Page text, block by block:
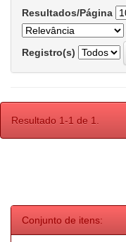
Resultados/Página
Registro(s)
Resultado 1-1 de 1.
Conjunto de itens: